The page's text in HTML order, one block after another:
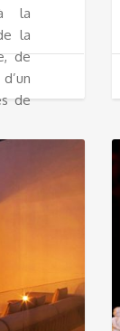
la
la
de
de